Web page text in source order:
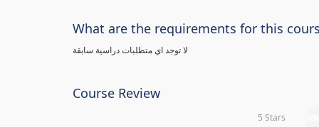
What are the requirements for this
لا توجد اي متطلبات دراسية سابقة
Course Review
5 Stars